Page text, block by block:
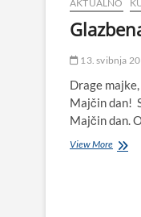
AKTUALNO
13. svibnja
Drage
Majčin dan!
Majčin dan.
View More